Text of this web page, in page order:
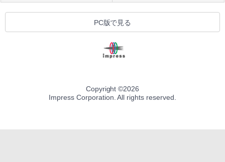
PC版で見る
Copyright ©2026
Impress Corporation. All rights reserved.